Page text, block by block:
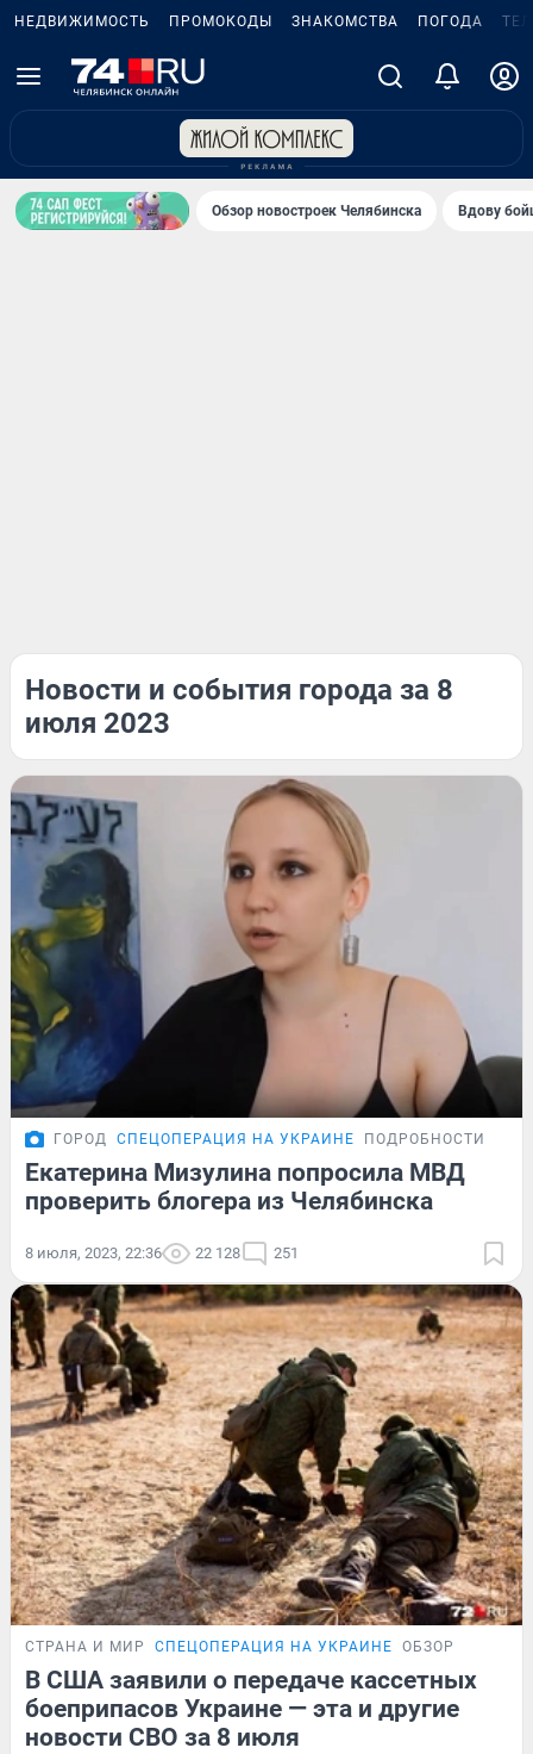
НЕДВИЖИМОСТЬ ПРОМОКОДЫ ЗНАКОМСТВА ПОГОДА
Обзор новостроек Челябинска Вдову
Новости и события города за 8
июля 2023
ГОРОД СПЕЦОПЕРАЦИЯ НА УКРАИНЕ ПОДРОБНОСТИ
Екатерина Мизулина попросила МВД
проверить блогера из Челябинска
8 июля, 2023, 22:36 22 128 251
СТРАНА И МИР СПЕЦОПЕРАЦИЯ НА УКРАИНЕ ОБЗОР
В США заявили о передаче кассетных
боеприпасов Украине — эта и другие
новости СВО за 8 июля